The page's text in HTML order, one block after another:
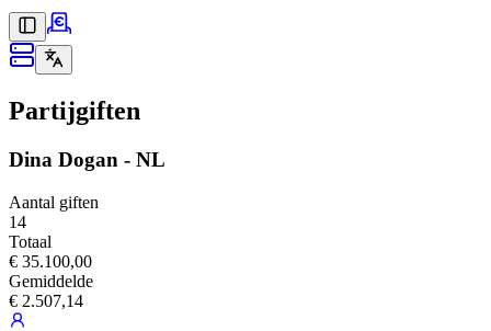
Partijgiften
Dina Dogan - NL
Aantal giften
14
Totaal
€ 35.100,00
Gemiddelde
€ 2.507,14